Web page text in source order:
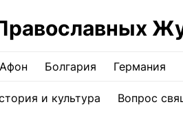
Болгария Германия
и культура Вопрос